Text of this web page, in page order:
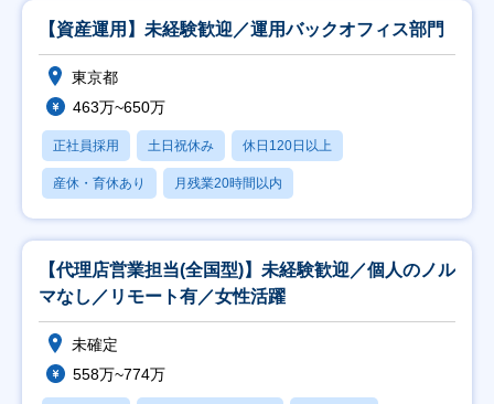
【資産運用】未経験歓迎／運用バックオフィス部門
東京都
463万~650万
正社員採用 土日祝休み 休日120日以上
産休・育休あり 月残業20時間以内
【代理店営業担当(全国型)】未経験歓迎／個人のノル
マなし／リモート有／女性活躍
未確定
558万~774万